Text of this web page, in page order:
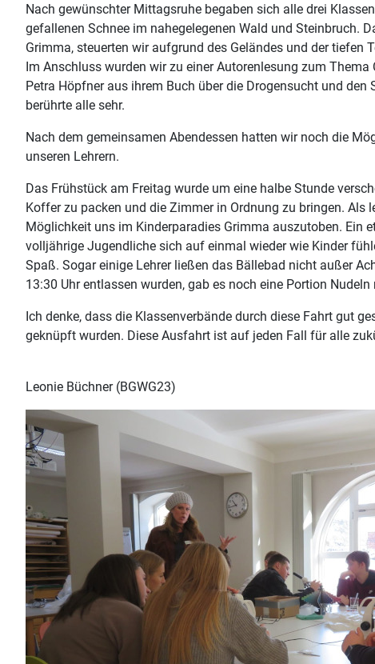
Nach gewünschter Mittagsruhe begaben sich alle drei
gefallenen Schnee im nahegelegenen Wald und Steinbruch.
Grimma, steuerten wir aufgrund des Geländes und der tiefen
Im Anschluss wurden wir zu einer Autorenlesung zum Thema
Petra Höpfner aus ihrem Buch über die Drogensucht und den
berührte alle sehr.
Nach dem gemeinsamen Abendessen hatten wir noch die
unseren Lehrern.
Das Frühstück am Freitag wurde um eine halbe Stunde
Koffer zu packen und die Zimmer in Ordnung zu bringen. Als
Möglichkeit uns im Kinderparadies Grimma auszutoben. Ein
volljährige Jugendliche sich auf einmal wieder wie Kinder
Spaß. Sogar einige Lehrer ließen das Bällebad nicht außer
13:30 Uhr entlassen wurden, gab es noch eine Portion
Ich denke, dass die Klassenverbände durch diese Fahrt gut
geknüpft wurden. Diese Ausfahrt ist auf jeden Fall für alle
Leonie Büchner (BGWG23)